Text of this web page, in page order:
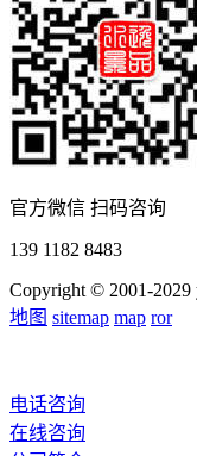
官方微信 扫码咨询
139 1182 8483
Copyright © 2001-2029
地图 sitemap map ror
电话咨询
在线咨询